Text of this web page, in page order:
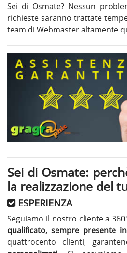
Sei di Osmate? Nessun
richieste saranno trattate
team di Webmaster altamente
Sei di Osmate:
la realizzazione del
ESPERIENZA
Seguiamo il nostro cliente a
qualificato, sempre presente
quattrocento clienti,